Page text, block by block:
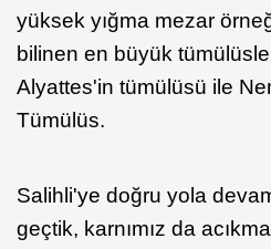
yüksek yığma mezar
bilinen en büyük
Alyattes'in tümülüsü ile
Tümülüs.
Salihli'ye doğru yola
geçtik, karnımız da